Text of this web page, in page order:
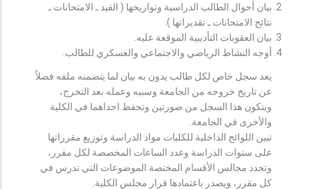
بيان أحوال الطالب الدراسية وتواريخها ( القيد ـ الامتحانات ـ
نتائح الامتحانات ـ تقديراتها ).
بيان العقوبات التأديبية الموقعة عليه.
أوجه النشاط الرياضي والاجتماعي والعسكري للطالب.
يعد سجل خاص لكل طالب يدون به بيان لما يتضمنه ملفه فضلاً
عن تاريخ خروجه من الجامعة وسببه وعمله بعد التخرج،
ويتكون هذا السجل من صورتين وتحفظ احداهما في الكلية
والأخرى في الجامعة.
تبين اللوائح الداخلية للكليات مواد الدراسة وتوزيع مقرراتها
على سنوات الدراسة وعدد الساعات المخصصة لكل مقرر،
وتحدد مجالس الأقسام المختصة الموضوعات التي تدرس في
كل مقرر، ويصدر باعتمادها قرار مجلس الكلية.